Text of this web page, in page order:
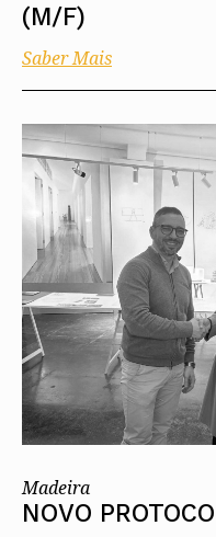
(M/F)
Saber Mais
Madeira
NOVO